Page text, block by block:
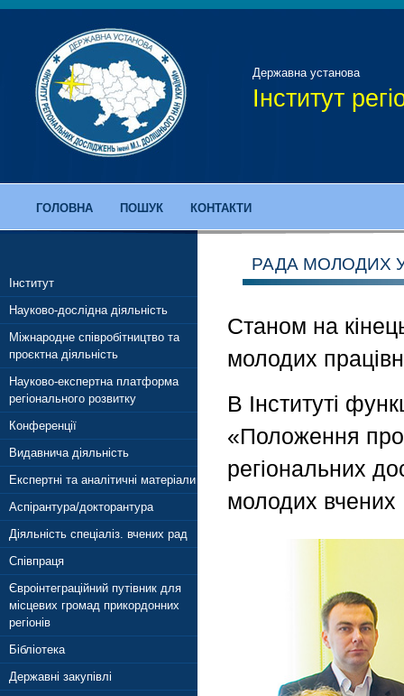
Державна установа
Інститут
ГОЛОВНА ПОШУК КОНТАКТИ
Інститут
Науково-дослідна діяльність
Міжнародне співробітництво та
проєктна діяльність
Науково-експертна платформа
регіонального розвитку
Конференції
Видавнича діяльність
Експертні та аналітичні матеріали
Аспірантура/докторантура
Діяльність спеціаліз. вчених рад
Співпраця
Євроінтеграційний путівник для
місцевих громад прикордонних
регіонів
Бібліотека
Державні закупівлі
РАДА МОЛОДИХ
Станом на
молодих
В Інституті
«Положення про
регіональних
молодих вчених